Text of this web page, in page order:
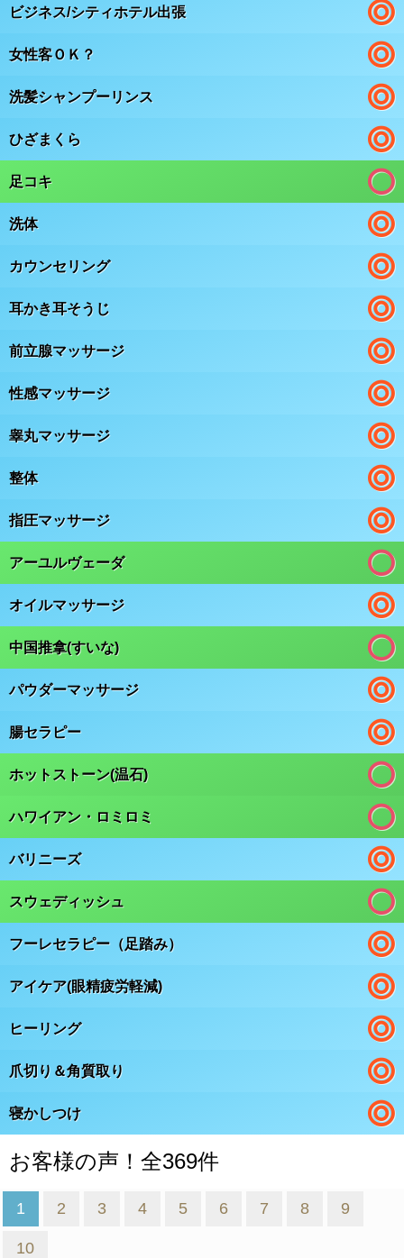
ビジネス/シティホテル出張
女性客ＯＫ？
洗髪シャンプーリンス
ひざまくら
足コキ
洗体
カウンセリング
耳かき耳そうじ
前立腺マッサージ
性感マッサージ
睾丸マッサージ
整体
指圧マッサージ
アーユルヴェーダ
オイルマッサージ
中国推拿(すいな)
パウダーマッサージ
腸セラピー
ホットストーン(温石)
ハワイアン・ロミロミ
バリニーズ
スウェディッシュ
フーレセラピー（足踏み）
アイケア(眼精疲労軽減)
ヒーリング
爪切り＆角質取り
寝かしつけ
お客様の声！全369件
1 2 3 4 5 6 7 8 9
10